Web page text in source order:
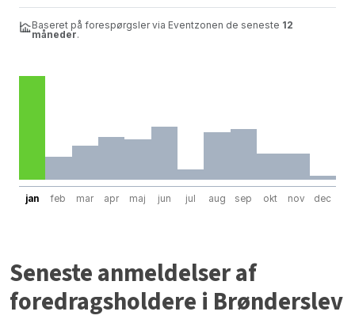
Baseret på forespørgsler via Eventzonen de seneste 12
måneder.
jan feb mar apr maj jun jul aug sep okt nov dec
Seneste anmeldelser af
foredragsholdere i Brønderslev